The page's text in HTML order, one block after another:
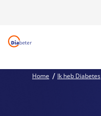
Home Ik heb Diabetes